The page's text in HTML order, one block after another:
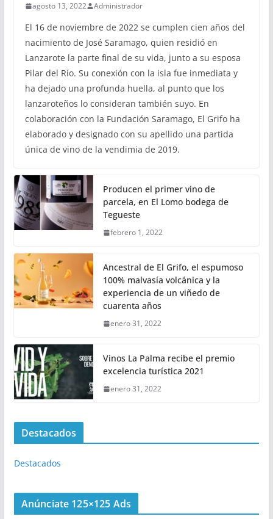
agosto 13, 2022 Administrador
El 16 de noviembre de 2022 se cumplen cien años del
nacimiento de José Saramago, quien residió en
Lanzarote la parte final de su vida, junto a su esposa
Pilar del Río. Su conexión con la isla fue inmediata y
ha dejado una profunda huella, al punto que los
lanzaroteños lo consideran también suyo. En
colaboración con la Fundación Saramago, El Grifo ha
elaborado y designado con su apellido una partida
única de vino de la vendimia de 2019.
Producen el primer vino de
parcela, en El Lomo bodega de
Tegueste
febrero 1, 2022
Ancestral de El Grifo, el espumoso
100% malvasía volcánica y la
experiencia de un viñedo de
cuarenta años
enero 31, 2022
Vinos La Palma recibe el premio
excelencia turística 2021
enero 31, 2022
Destacados
Destacados
Anúnciate 125×125 Ads